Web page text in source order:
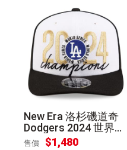
New Era 洛杉磯道奇
Dodgers 2024 世界大
賽冠軍 紀念帽
售價 $1,480